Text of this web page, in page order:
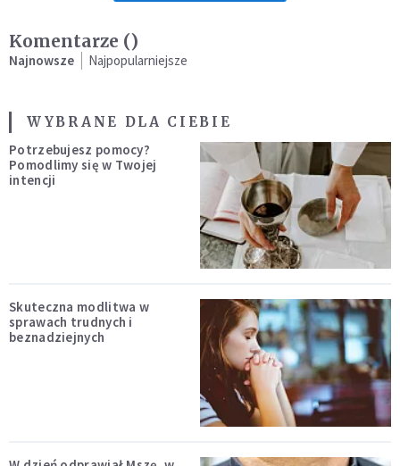
Komentarze ()
Najnowsze Najpopularniejsze
WYBRANE DLA CIEBIE
Potrzebujesz pomocy?
Pomodlimy się w Twojej
intencji
Skuteczna modlitwa w
sprawach trudnych i
beznadziejnych